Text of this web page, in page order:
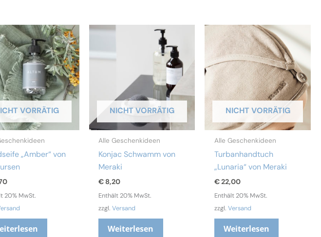
VORRÄTIG
„Amber“ von
20% MwSt.
NICHT VORRÄTIG
Alle Geschenkideen
Konjac Schwamm von
Meraki
€ 8,20
Enthält 20% MwSt.
zzgl.Versand
Weiterlesen
NICHT VORRÄTIG
Alle Geschenkideen
Turbanhandtuch
„Lunaria“ von Meraki
€22,00
Enthält 20% MwSt.
zzgl. Versand
Weiterlesen